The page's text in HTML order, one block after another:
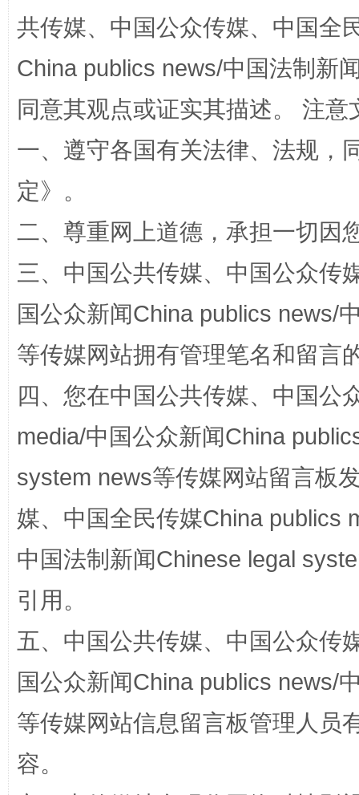
国家大学科技园优化重塑工作
扯下公款旅游的“隐身衣” 如何以
共传媒、中国公众传媒、中国全
China publics news/中国法制新
同意其观点或证实其描述。 注
一、遵守各国有关法律、法规，
定》。
二、尊重网上道德，承担一切因
三、中国公共传媒、中国公众传
国公众新闻China publics news/
等传媒网站拥有管理笔名和留言
四、您在中国公共传媒、中国公
media/中国公众新闻China
system news等传媒网站留言板
媒、中国全民传媒China publics
中国法制新闻Chinese legal
引用。
五、中国公共传媒、中国公众传
国公众新闻China publics news/
等传媒网站信息留言板管理人员
容。